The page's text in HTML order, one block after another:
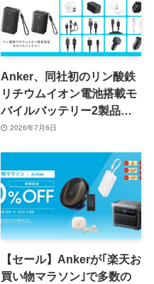
Anker、同社初のリン酸鉄
リチウムイオン電池搭載モ
バイルバッテリー2製品を
含む14製品をセブン-イレ
2026年7月6日
【セール】Ankerが｢楽天お
買い物マラソン｣で多数の